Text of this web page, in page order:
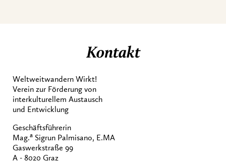
Kontakt
Weltweitwandern Wirkt!
Verein zur Förderung von
interkulturellem Austausch
und Entwicklung
Geschäftsführerin
Mag.a Sigrun Palmisano, E.MA
Gaswerkstraße 99
A - 8020 Graz